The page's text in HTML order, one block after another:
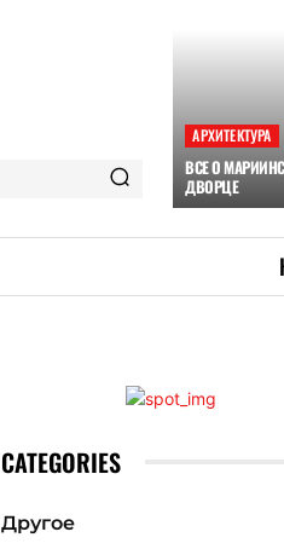
АРХИТЕКТУРА
ВСЕ О
ДВОРЦЕ
CATEGORIES
Другое